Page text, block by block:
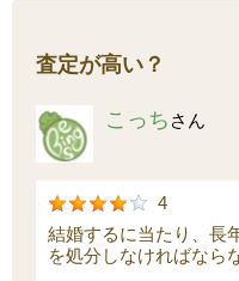
査定が高い？
こっち さん
4
結婚するに当たり、長
を処分しなければなら